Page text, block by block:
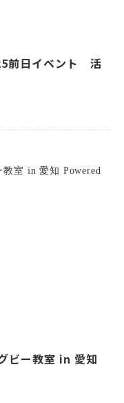
前日イベント 活
ビー教室 in 愛知